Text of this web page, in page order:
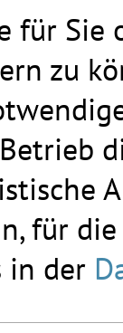
für
zu
für
in der